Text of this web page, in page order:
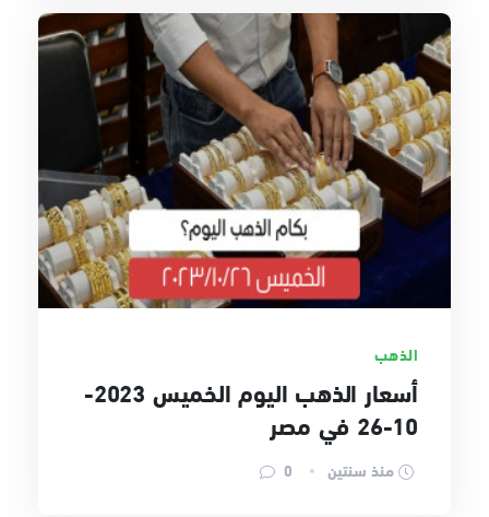
الذهب
أسعار الذهب اليوم الخميس 2023-
10-26 في مصر
منذ سنتين